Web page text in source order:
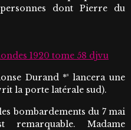
dont Pierre du
Durand *³ lancera une
la porte latérale sud).
du 7 mai
remarquable. Madame